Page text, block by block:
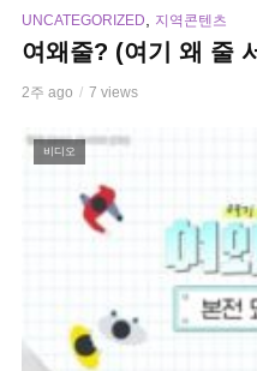
UNCATEGORIZED 지역콘텐츠
여왜줄? (여기 왜 줄
2주 ago 7 views
비디오